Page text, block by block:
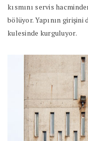
kısmını servis
bölüyor. Yapının
kulesinde kurguluyor.